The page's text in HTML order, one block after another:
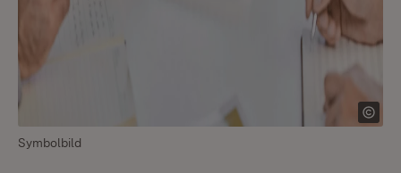
Symbolbild